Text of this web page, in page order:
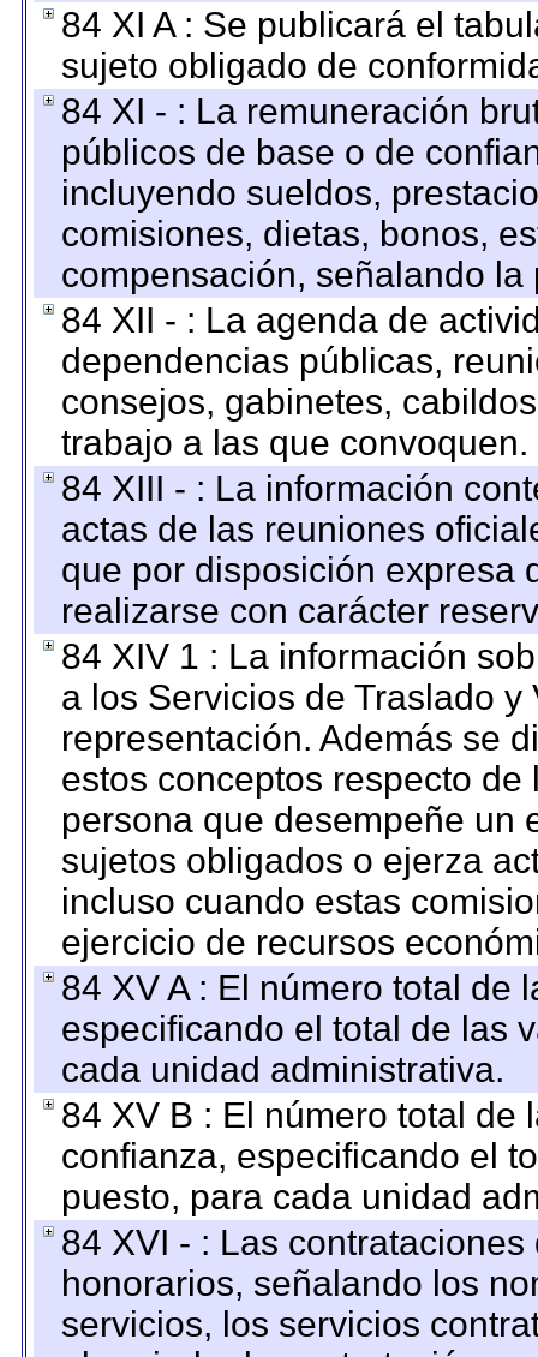
84 XI A : Se publicará el
sujeto obligado de
84 XI - : La remuneración
públicos de base o de
incluyendo sueldos,
comisiones, dietas, bonos,
compensación, señalando
84 XII - : La agenda de
dependencias públicas,
consejos, gabinetes,
trabajo a las que convoquen.
84 XIII - : La información
actas de las reuniones
que por disposición expresa
realizarse con carácter
84 XIV 1 : La información
a los Servicios de Traslado
representación. Además se
estos conceptos respecto
persona que desempeñe un
sujetos obligados o ejerza
incluso cuando estas
ejercicio de recursos
84 XV A : El número total de
especificando el total de las
cada unidad administrativa.
84 XV B : El número total de
confianza, especificando el
puesto, para cada unidad
84 XVI - : Las
honorarios, señalando los
servicios, los servicios